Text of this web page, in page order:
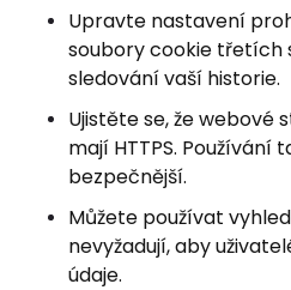
Upravte nastavení
soubory cookie třetích
sledování vaší historie.
Ujistěte se, že webové
mají HTTPS. Používání
bezpečnější.
Můžete používat
nevyžadují, aby
údaje.